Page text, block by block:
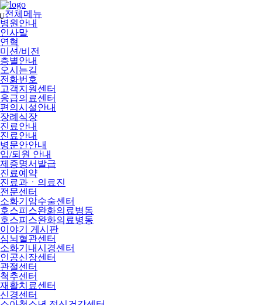
메
뉴
건
너
뛰
기
전체메뉴
병원안내
인사말
연혁
미션/비전
층별안내
오시는길
전화번호
고객지원센터
응급의료센터
편의시설안내
장례식장
진료안내
진료안내
병문안안내
입/퇴원 안내
제증명서발급
진료예약
진료과ㆍ의료진
전문센터
소화기암수술센터
호스피스완화의료병동
호스피스완화의료병동
이야기 게시판
심뇌혈관센터
소화기내시경센터
인공신장센터
관절센터
척추센터
재활치료센터
신경센터